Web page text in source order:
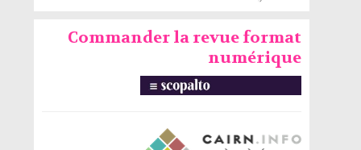
Commander la revue format
numérique